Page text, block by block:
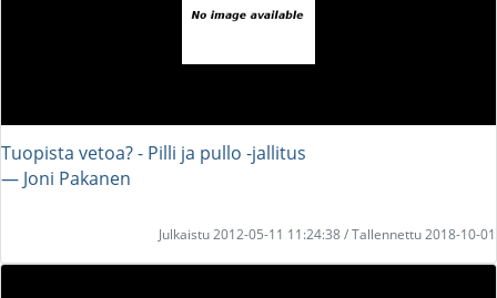
Tuopista vetoa? - Pilli ja pullo -jallitus
― Joni Pakanen
Julkaistu 2012-05-11 11:24:38 / Tallennettu 2018-10-01